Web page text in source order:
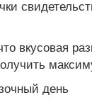
вкусовая
день